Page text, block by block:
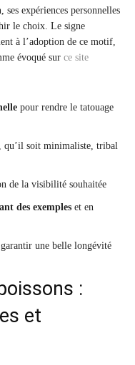
ses expériences personnelles
le choix. Le signe
à l’adoption de ce motif,
évoqué sur ce site
pour rendre le tatouage
, qu’il soit minimaliste, tribal
de la visibilité souhaitée
des exemples et en
une belle longévité
:
et